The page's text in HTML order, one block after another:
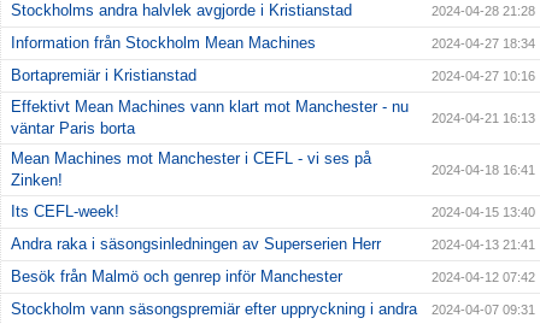
Stockholms andra halvlek avgjorde i Kristianstad 2024-04-28 21:28
Information från Stockholm Mean Machines 2024-04-27 18:34
Bortapremiär i Kristianstad 2024-04-27 10:16
Effektivt Mean Machines vann klart mot Manchester - nu
väntar Paris borta
2024-04-21 16:13
Mean Machines mot Manchester i CEFL - vi ses på
Zinken!
2024-04-18 16:41
Its CEFL-week! 2024-04-15 13:40
Andra raka i säsongsinledningen av Superserien Herr 2024-04-13 21:41
Besök från Malmö och genrep inför Manchester 2024-04-12 07:42
Stockholm vann säsongspremiär efter uppryckning i andra 2024-04-07 09:31